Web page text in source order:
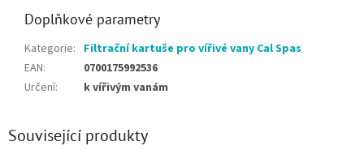
Doplňkové parametry
Kategorie: Filtrační kartuše pro vířivé vany Cal Spas
EAN:
0700175992536
Určení: k vířivým vanám
Související produkty